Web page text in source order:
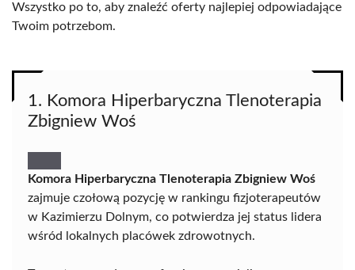
Wszystko po to, aby znaleźć oferty najlepiej odpowiadające
Twoim potrzebom.
1. Komora Hiperbaryczna Tlenoterapia
Zbigniew Woś
Komora Hiperbaryczna Tlenoterapia Zbigniew Woś
zajmuje czołową pozycję w rankingu fizjoterapeutów
w Kazimierzu Dolnym, co potwierdza jej status lidera
wśród lokalnych placówek zdrowotnych.